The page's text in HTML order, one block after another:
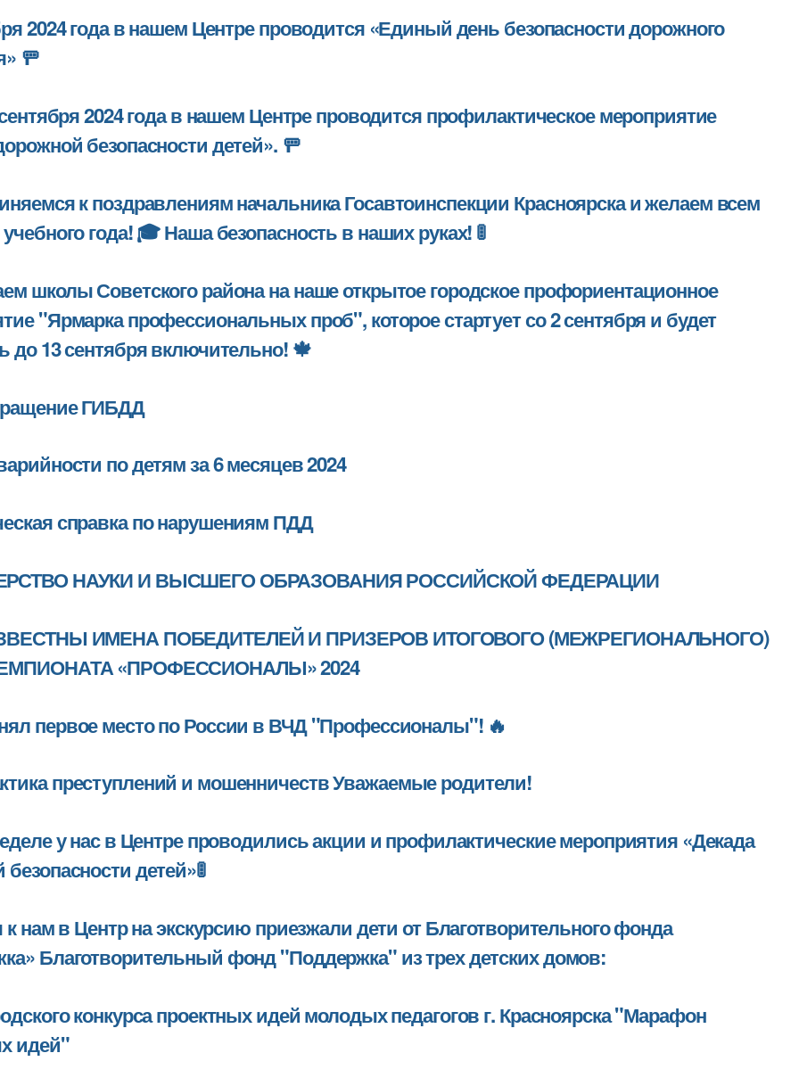
2024 года в нашем Центре проводится «Единый день безопасности дорожного
🚥
2024 года в нашем Центре проводится профилактическое мероприятие
безопасности детей». 🚥
к поздравлениям начальника Госавтоинспекции Красноярска и желаем всем
года! 🎓 Наша безопасность в наших руках! 🚦
школы Советского района на наше открытое городское профориентационное
"Ярмарка профессиональных проб", которое стартует со 2 сентября и будет
до 13 сентября включительно! 🍁
ГИБДД
по детям за 6 месяцев 2024
справка по нарушениям ПДД
НАУКИ И ВЫСШЕГО ОБРАЗОВАНИЯ РОССИЙСКОЙ ФЕДЕРАЦИИ
ИМЕНА ПОБЕДИТЕЛЕЙ И ПРИЗЕРОВ ИТОГОВОГО (МЕЖРЕГИОНАЛЬНОГО)
«ПРОФЕССИОНАЛЫ» 2024
первое место по России в ВЧД "Профессионалы"! 🔥
преступлений и мошенничеств Уважаемые родители!
у нас в Центре проводились акции и профилактические мероприятия «Декада
детей»🚦
к нам в Центр на экскурсию приезжали дети от Благотворительного фонда
Благотворительный фонд "Поддержка" из трех детских домов:
конкурса проектных идей молодых педагогов г. Красноярска "Марафон
идей"